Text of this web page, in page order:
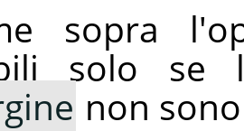
sopra
solo
non